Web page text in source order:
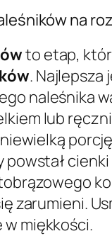
na
to etap,
. Najlepsza
naleśnika
lub
zarumieni.
miękkości.